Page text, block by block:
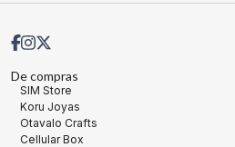
De compras
SIM Store
Koru Joyas
Otavalo Crafts
Cellular Box